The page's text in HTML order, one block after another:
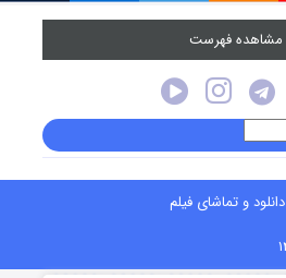
مشاهده فهرست
دانلود و تماشای فیلم